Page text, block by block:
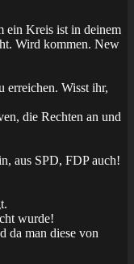
ein Kreis ist in deinem
Wird kommen. New
erreichen. Wisst ihr,
die Rechten an und
aus SPD, FDP auch!
wurde!
da man diese von